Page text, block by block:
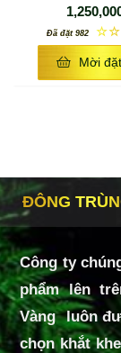
Đã đặt 982
Mời
ĐÔNG
Công ty
phẩm lên
Vàng luôn
chọn khắt